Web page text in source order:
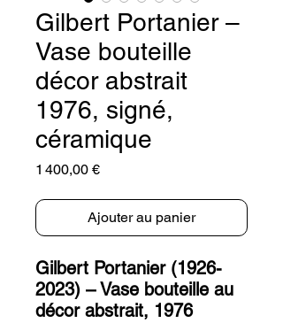
Gilbert Portanier –
Vase bouteille
décor abstrait
1976, signé,
céramique
1 400,00 €Prix
Ajouter au panier
Gilbert Portanier (1926-
2023) – Vase bouteille au
décor abstrait, 1976